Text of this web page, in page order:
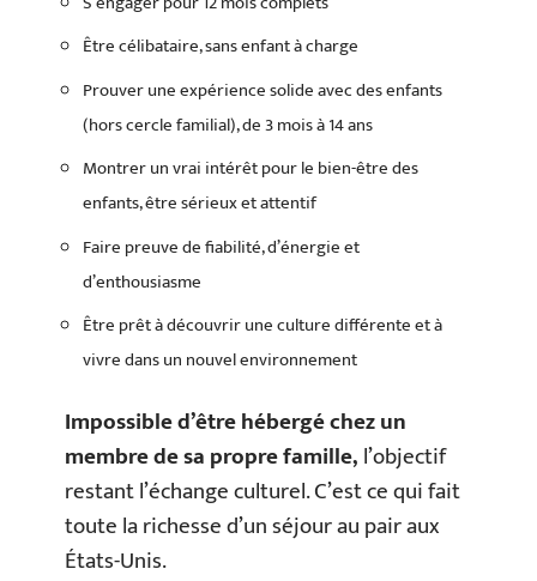
Être célibataire, sans enfant à charge
Prouver une expérience solide avec des enfants
(hors cercle familial), de 3 mois à 14 ans
Montrer un vrai intérêt pour le bien-être des
enfants, être sérieux et attentif
Faire preuve de fiabilité, d’énergie et
d’enthousiasme
Être prêt à découvrir une culture différente et à
vivre dans un nouvel environnement
Impossible d’être hébergé chez un
membre de sa propre famille,l’objectif
restant l’échange culturel. C’est ce qui fait
toute la richesse d’un séjour au pair aux
États-Unis.